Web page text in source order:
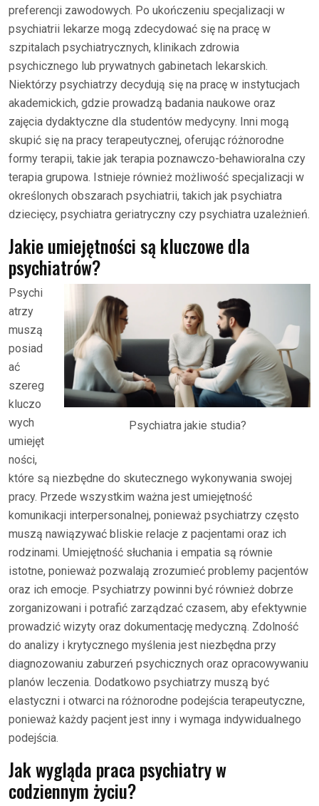
preferencji zawodowych. Po ukończeniu specjalizacji w
psychiatrii lekarze mogą zdecydować się na pracę w
szpitalach psychiatrycznych, klinikach zdrowia
psychicznego lub prywatnych gabinetach lekarskich.
Niektórzy psychiatrzy decydują się na pracę w instytucjach
akademickich, gdzie prowadzą badania naukowe oraz
zajęcia dydaktyczne dla studentów medycyny. Inni mogą
skupić się na pracy terapeutycznej, oferując różnorodne
formy terapii, takie jak terapia poznawczo-behawioralna czy
terapia grupowa. Istnieje również możliwość specjalizacji w
określonych obszarach psychiatrii, takich jak psychiatra
dziecięcy, psychiatra geriatryczny czy psychiatra uzależnień.
Jakie umiejętności są kluczowe dla
psychiatrów?
Psychiatra jakie studia?
Psychi
atrzy
muszą
posiad
ać
szereg
kluczo
wych
umiejęt
ności,
które są niezbędne do skutecznego wykonywania swojej
pracy. Przede wszystkim ważna jest umiejętność
komunikacji interpersonalnej, ponieważ psychiatrzy często
muszą nawiązywać bliskie relacje z pacjentami oraz ich
rodzinami. Umiejętność słuchania i empatia są równie
istotne, ponieważ pozwalają zrozumieć problemy pacjentów
oraz ich emocje. Psychiatrzy powinni być również dobrze
zorganizowani i potrafić zarządzać czasem, aby efektywnie
prowadzić wizyty oraz dokumentację medyczną. Zdolność
do analizy i krytycznego myślenia jest niezbędna przy
diagnozowaniu zaburzeń psychicznych oraz opracowywaniu
planów leczenia. Dodatkowo psychiatrzy muszą być
elastyczni i otwarci na różnorodne podejścia terapeutyczne,
ponieważ każdy pacjent jest inny i wymaga indywidualnego
podejścia.
Jak wygląda praca psychiatry w
codziennym życiu?